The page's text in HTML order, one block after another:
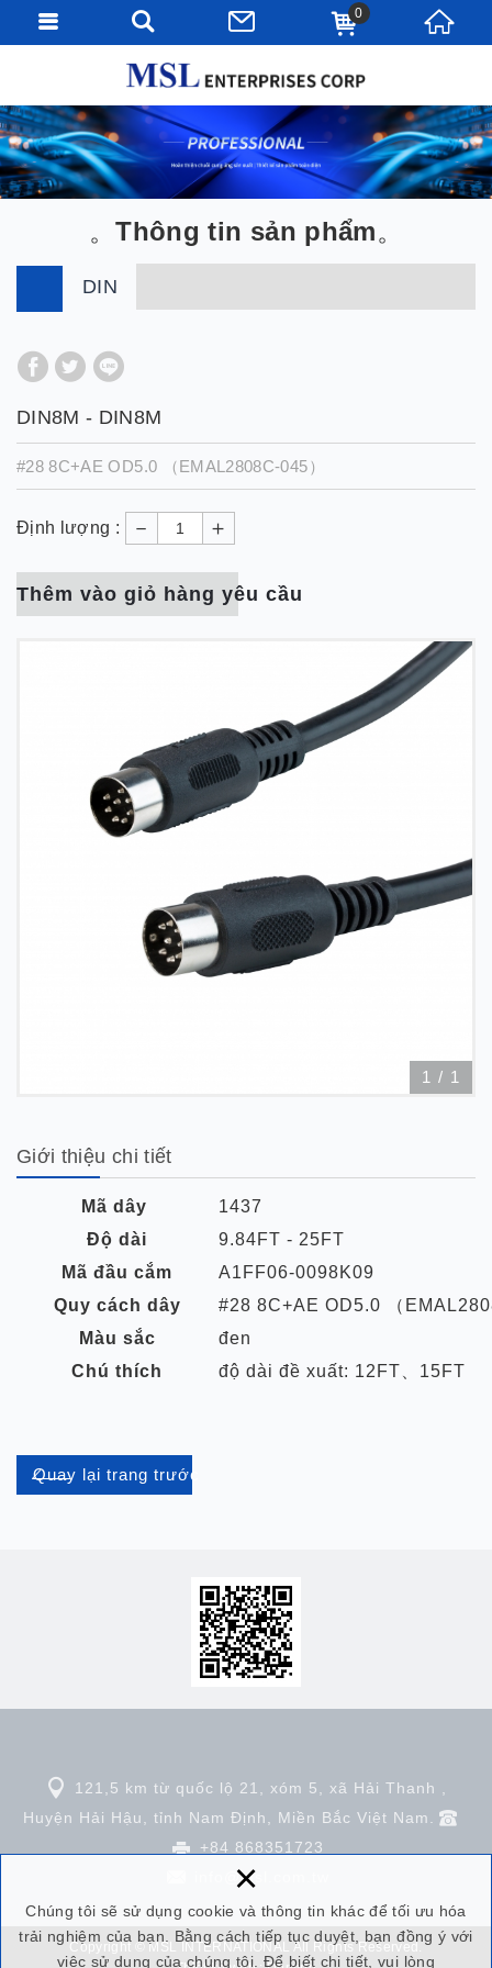
Chúng tôi sẽ sử dụng cookie và thông tin khác để tối ưu hóa
trải nghiệm của bạn. Bằng cách tiếp tục duyệt, bạn đồng ý với
việc sử dụng của chúng tôi. Để biết chi tiết, vui lòng
×
Thông tin sản phẩm
DIN
DIN8M - DIN8M
#28 8C+AE OD5.0 （EMAL2808C-045）
Định lượng : － ＋
Thêm vào giỏ hàng yêu cầu
1 / 1
Giới thiệu chi tiết
Mã dây
1437
Độ dài
9.84FT - 25FT
Mã đầu cắm
A1FF06-0098K09
Quy cách dây
#28 8C+AE OD5.0 （
Màu sắc
đen
Chú thích
độ dài đề xuất: 12FT、15FT
Quay lại trang trước
121,5 km từ quốc lộ 21, xóm 5, xã Hải Thanh ,
Huyện Hải Hậu, tỉnh Nam Định, Miền Bắc Việt Nam.
+84 868351723
@msl.com.tw
Copyright © MSL INTERNATIONAL All Rights Reserved.
0